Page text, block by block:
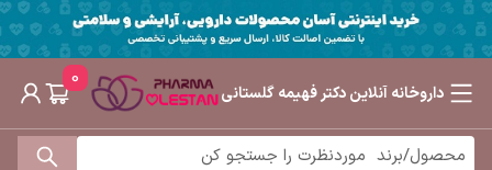
داروخانه آنلاین دکتر فهیمه گلستانی
0